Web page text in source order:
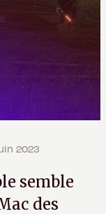
2023
semble
des